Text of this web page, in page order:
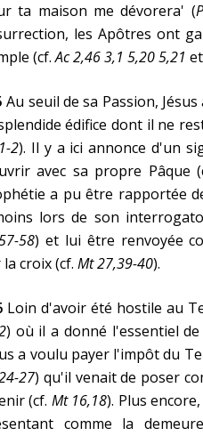
ta maison me dévorera' (
les Apôtres ont
(cf.Ac 2,46 3,1 5,20 5,21
Au seuil de sa Passion,
édifice dont il ne
2). Il y a ici annonce d'un
avec sa propre Pâque
a pu être rapportée
lors de son
58) et lui être renvoyée
croix (cf. Mt 27,39-40).
Loin d'avoir été hostile au
) où il a donné l'essentiel
a voulu payer l'impôt du
27) qu'il venait de poser
(cf. Mt 16,18). Plus
comme la